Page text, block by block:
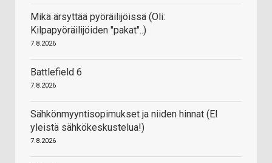
Mikä ärsyttää pyöräilijöissä (Oli:
Kilpapyöräilijöiden "pakat"..)
7.8.2026
Battlefield 6
7.8.2026
Sähkönmyyntisopimukset ja niiden hinnat (EI
yleistä sähkökeskustelua!)
7.8.2026